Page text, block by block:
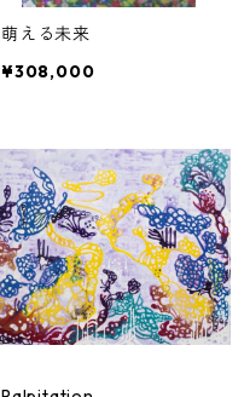
萌える未来
¥308,000